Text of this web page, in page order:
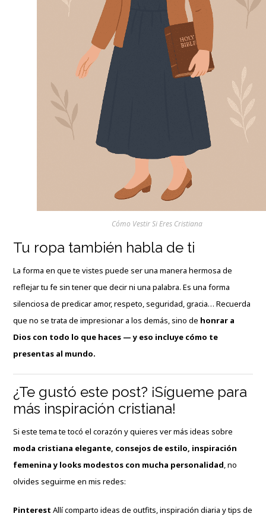
Cómo Vestir Si Eres Cristiana
Tu ropa también habla de ti
La forma en que te vistes puede ser una manera hermosa de
reflejar tu fe sin tener que decir ni una palabra. Es una forma
silenciosa de predicar amor, respeto, seguridad, gracia… Recuerda
que no se trata de impresionar a los demás, sino de honrar a
Dios con todo lo que haces — y eso incluye cómo te
presentas al mundo.
¿Te gustó este post? ¡Sígueme para
más inspiración cristiana!
Si este tema te tocó el corazón y quieres ver más ideas sobre
moda cristiana elegante, consejos de estilo, inspiración
femenina y looks modestos con mucha personalidad, no
olvides seguirme en mis redes:
Pinterest Allí comparto ideas de outfits, inspiración diaria y tips de